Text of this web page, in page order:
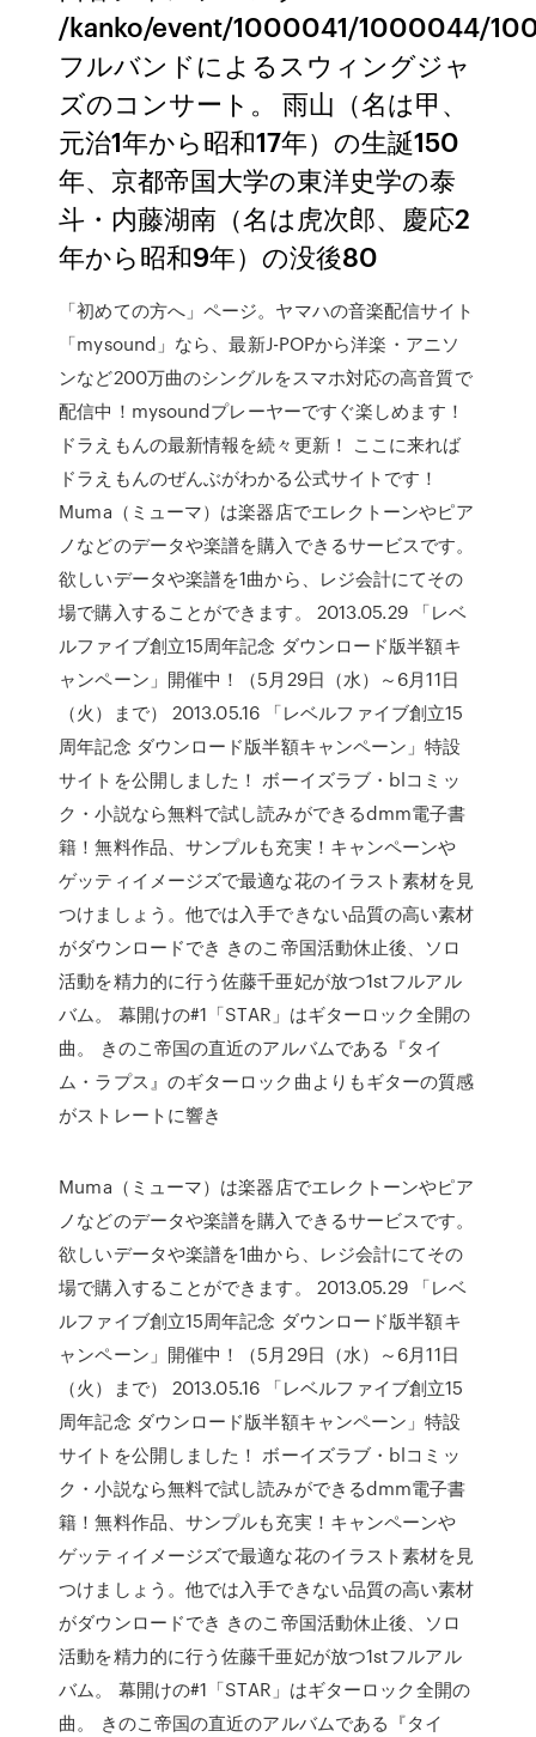
/kanko/event/1000041/1000044/
フルバンドによるスウィングジャ
ズのコンサート。 雨山（名は甲、
元治1年から昭和17年）の生誕150
年、京都帝国大学の東洋史学の泰
斗・内藤湖南（名は虎次郎、慶応2
年から昭和9年）の没後80
「初めての方へ」ページ。ヤマハの音楽配信サイト
「mysound」なら、最新J-POPから洋楽・アニソ
ンなど200万曲のシングルをスマホ対応の高音質で
配信中！mysoundプレーヤーですぐ楽しめます！
ドラえもんの最新情報を続々更新！ ここに来れば
ドラえもんのぜんぶがわかる公式サイトです！
Muma（ミューマ）は楽器店でエレクトーンやピア
ノなどのデータや楽譜を購入できるサービスです。
欲しいデータや楽譜を1曲から、レジ会計にてその
場で購入することができます。 2013.05.29 「レベ
ルファイブ創立15周年記念 ダウンロード版半額キ
ャンペーン」開催中！（5月29日（水）～6月11日
（火）まで） 2013.05.16 「レベルファイブ創立15
周年記念 ダウンロード版半額キャンペーン」特設
サイトを公開しました！ ボーイズラブ・blコミッ
ク・小説なら無料で試し読みができるdmm電子書
籍！無料作品、サンプルも充実！キャンペーンや
ゲッティイメージズで最適な花のイラスト素材を見
つけましょう。他では入手できない品質の高い素材
がダウンロードでき きのこ帝国活動休止後、ソロ
活動を精力的に行う佐藤千亜妃が放つ1stフルアル
バム。 幕開けの#1「STAR」はギターロック全開の
曲。 きのこ帝国の直近のアルバムである『タイ
ム・ラプス』のギターロック曲よりもギターの質感
がストレートに響き
Muma（ミューマ）は楽器店でエレクトーンやピア
ノなどのデータや楽譜を購入できるサービスです。
欲しいデータや楽譜を1曲から、レジ会計にてその
場で購入することができます。 2013.05.29 「レベ
ルファイブ創立15周年記念 ダウンロード版半額キ
ャンペーン」開催中！（5月29日（水）～6月11日
（火）まで） 2013.05.16 「レベルファイブ創立15
周年記念 ダウンロード版半額キャンペーン」特設
サイトを公開しました！ ボーイズラブ・blコミッ
ク・小説なら無料で試し読みができるdmm電子書
籍！無料作品、サンプルも充実！キャンペーンや
ゲッティイメージズで最適な花のイラスト素材を見
つけましょう。他では入手できない品質の高い素材
がダウンロードでき きのこ帝国活動休止後、ソロ
活動を精力的に行う佐藤千亜妃が放つ1stフルアル
バム。 幕開けの#1「STAR」はギターロック全開の
曲。 きのこ帝国の直近のアルバムである『タイ